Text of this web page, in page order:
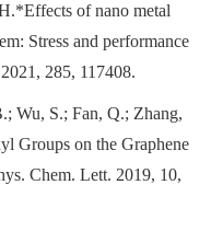
of nano metal
Stress and performance
285, 117408.
Wu, S.; Fan, Q.; Zhang,
Groups on the Graphene
Chem. Lett. 2019, 10,